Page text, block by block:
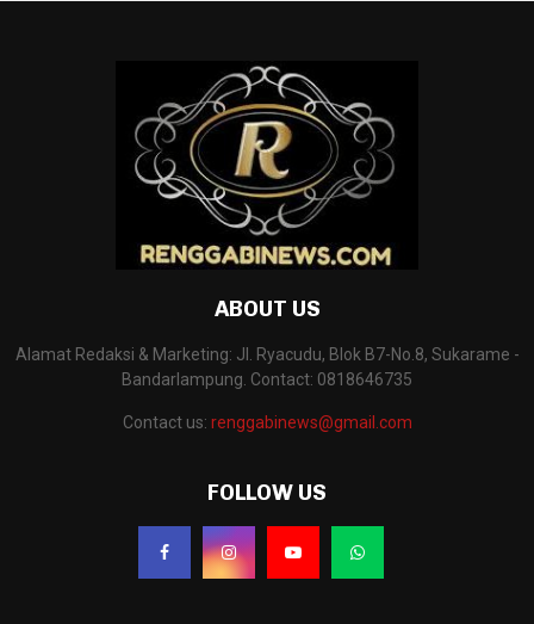
ABOUT US
Alamat Redaksi & Marketing: Jl. Ryacudu, Blok B7-No.8, Sukarame -
Bandarlampung. Contact: 0818646735
Contact us: renggabinews@gmail.com
FOLLOW US